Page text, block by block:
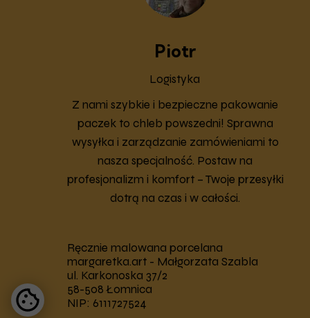
Logistyka
Piotr
Z nami szybkie i bezpieczne pakowanie
paczek to chleb powszedni! Sprawna
wysyłka i zarządzanie zamówieniami to
nasza specjalność. Postaw na
profesjonalizm i komfort – Twoje przesyłki
dotrą na czas i w całości.
Ręcznie malowana porcelana
margaretka.art - Małgorzata Szabla
ul. Karkonoska 37/2
58-508 Łomnica
NIP: 6111727524